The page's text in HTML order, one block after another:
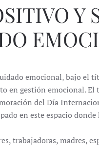
Y
emocional, bajo el
en gestión emocional.
del Día
en este espacio
trabajadoras, madres,